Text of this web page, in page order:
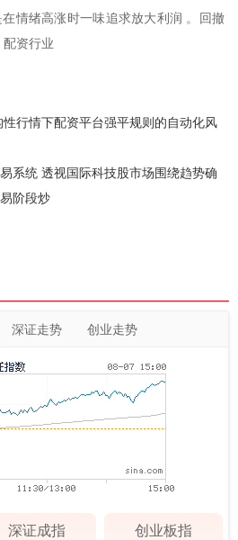
情绪高涨时一味追求放大利润 。回撤
资行业
行情下配资平台强平规则的自动化风
系统 透视国际科技股市场围绕趋势确
阶段炒
深证走势 创业走势
深证成指 创业板指